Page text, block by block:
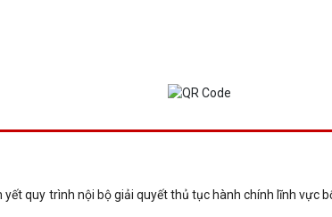
yết quy trình nội bộ giải quyết thủ tục hành chính lĩnh